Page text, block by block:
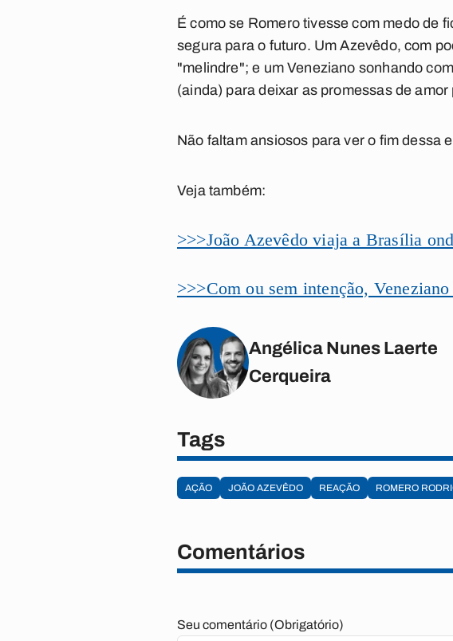
É como se Romero tivesse com medo de
segura para o futuro. Um Azevêdo, com
"melindre"; e um Veneziano sonhando
(ainda) para deixar as promessas de amor
Não faltam ansiosos para ver o fim dessa
Veja também:
>>>João Azevêdo viaja a Brasília
>>>Com ou sem intenção,
Angélica Nunes Laerte
Cerqueira
Tags
AÇÃO JOÃO AZEVÊDO REAÇÃO ROMERO
Comentários
Seu comentário (Obrigatório)